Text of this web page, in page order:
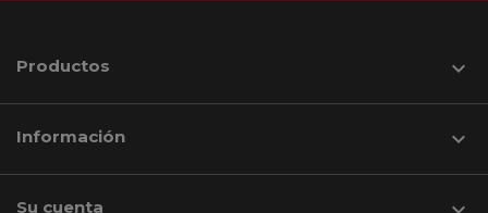
Productos 
Información 
Su cuenta